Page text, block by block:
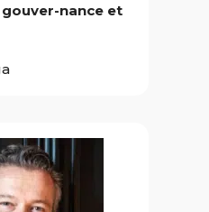
gouver-nance et